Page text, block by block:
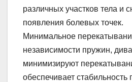
различных участков тела и
появления болевых точек.
Минимальное
независимости пружин,
минимизируют
обеспечивает